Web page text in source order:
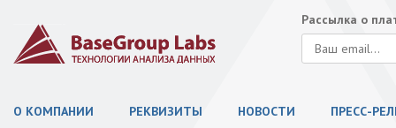
Рассылка о
О КОМПАНИИ РЕКВИЗИТЫ НОВОСТИ ПРЕСС-